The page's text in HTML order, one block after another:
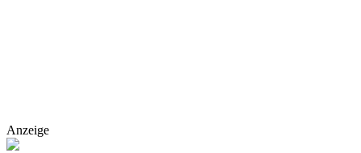
Anzeige